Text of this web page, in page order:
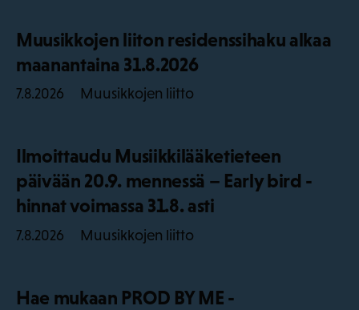
Muusikkojen liiton residenssihaku alkaa
maanantaina 31.8.2026
7.8.2026 Muusikkojen liitto
Ilmoittaudu Musiikkilääketieteen
päivään 20.9. mennessä – Early bird -
hinnat voimassa 31.8. asti
7.8.2026 Muusikkojen liitto
Hae mukaan PROD BY ME -